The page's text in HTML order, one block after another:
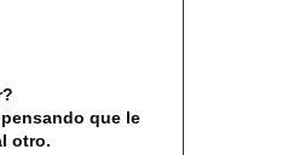
que le
otro.